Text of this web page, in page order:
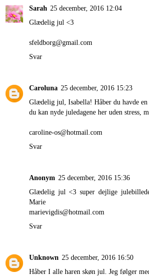
Sarah 25 december, 2016 12:04
Glædelig jul <3
sfeldborg@gmail.com
Svar
Caroluna 25 december, 2016 15:23
Glædelig jul, Isabella! Håber du havde
du kan nyde juledagene her uden stress,
caroline-os@hotmail.com
Svar
Anonym 25 december, 2016 15:36
Glædelig jul <3 super dejlige
Marie
marievigdis@hotmail.com
Svar
Unknown 25 december, 2016 16:50
Håber I alle haren skøn jul. Jeg følger